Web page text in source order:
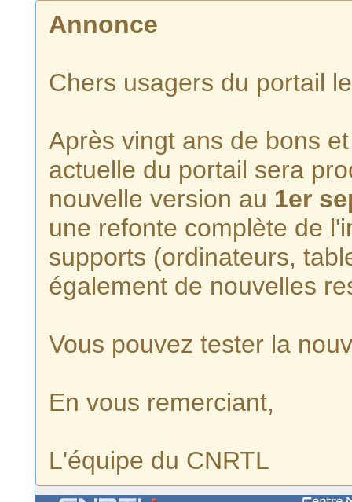
Annonce
Chers usagers du portail
Après vingt ans de bons
actuelle du portail sera
nouvelle version au 1er
une refonte complète de
supports (ordinateurs,
également de nouvelles
Vous pouvez tester la
En vous remerciant,
L'équipe du CNRTL